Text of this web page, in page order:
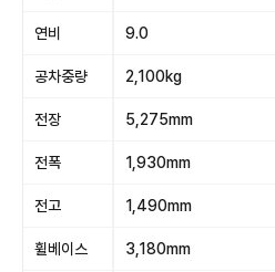
연비 9.0
공차중량 2,100kg
전장 5,275mm
전폭 1,930mm
전고 1,490mm
휠베이스 3,180mm